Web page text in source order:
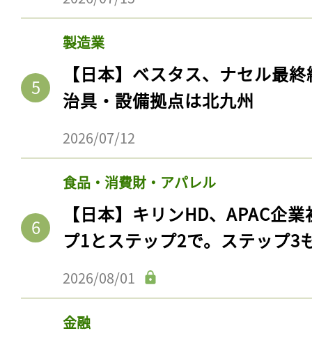
製造業
【日本】ベスタス、ナセル最
治具・設備拠点は北九州
2026/07/12
食品・消費財・アパレル
【日本】キリンHD、APAC企
プ1とステップ2で。ステップ3
2026/08/01
金融
記事をお気に入りに
ログインが必
ログイン
会員登録